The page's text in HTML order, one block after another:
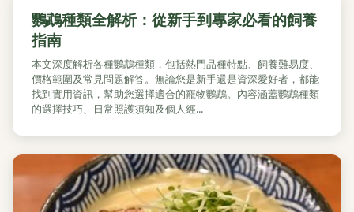
鸚鵡種類全解析：從新手到專家必看的飼養
指南
本文深度解析各種鸚鵡種類，包括熱門品種特點、飼養難易度、
價格範圍及常見問題解答。無論您是新手還是資深愛好者，都能
找到實用資訊，幫助您選擇適合的寵物鸚鵡。內容涵蓋鸚鵡種類
的選擇技巧、日常照護須知及個人經...